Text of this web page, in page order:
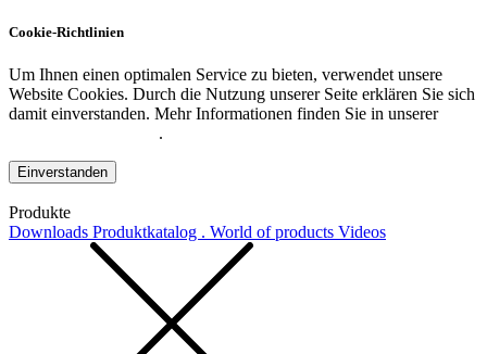
Cookie-Richtlinien
Um Ihnen einen optimalen Service zu bieten, verwendet unsere
Website Cookies. Durch die Nutzung unserer Seite erklären Sie sich
damit einverstanden. Mehr Informationen finden Sie in unserer
.
Einverstanden
Produkte
Downloads Produktkatalog . World of products Videos